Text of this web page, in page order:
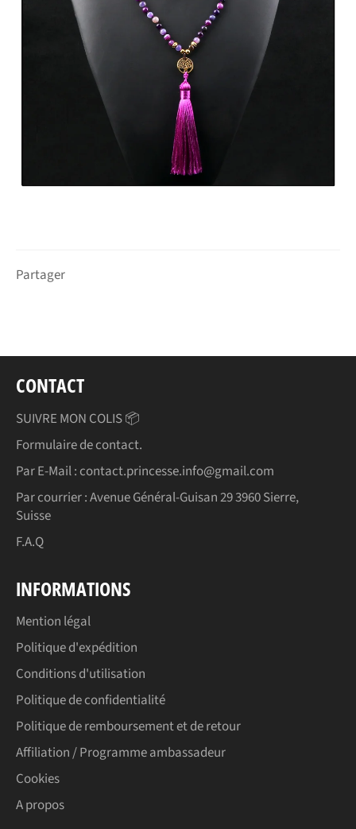
Partager
CONTACT
SUIVRE MON COLIS 📦
Formulaire de contact.
Par E-Mail : contact.princesse.info@gmail.com
Par courrier : Avenue Général-Guisan 29 3960 Sierre,
Suisse
F.A.Q
INFORMATIONS
Mention légal
Politique d'expédition
Conditions d'utilisation
Politique de confidentialité
Politique de remboursement et de retour
Affiliation / Programme ambassadeur
Cookies
A propos